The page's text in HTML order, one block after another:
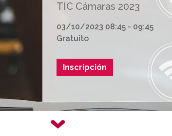
TIC Cámaras 2023
03/10/2023 08:45 - 09:45
Gratuito
Inscripción